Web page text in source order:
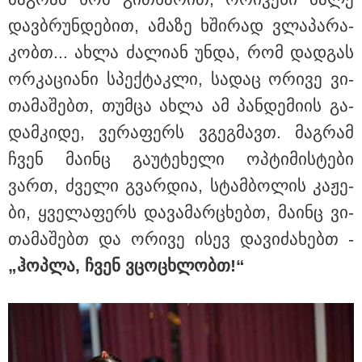
სამართალი
დავ­ბრუნ­დე­ბით, ამა­ზე ხში­რად ვლა­პა­რა­
კობთ... ახლა ძა­ლი­ან უნდა, რომ დად­გას
ორ­კა­ცი­ა­ნი სპექ­ტაკ­ლი, სა­დაც ორი­ვე ვი­
თა­მა­შებთ, თუმ­ცა ახლა ამ პან­დე­მი­ის გა­
დამ­კი­დე, ვე­რა­ფერს ვგეგ­მავთ. მაგ­რამ
ჩვენ მა­ინც გა­უ­ტე­ხე­ლი ოპ­ტი­მის­ტე­ბი
ვართ, ძვე­ლი გვარ­დია, სტამ­ბო­ლის კა­ჟე­
ბი, ყვე­ლა­ფერს და­ვა­მარ­ცხებთ, მა­ინც ვი­
თა­მა­შებთ და ორი­ვე ისევ და­ვი­ძა­ხებთ -
„ჰოპ­ლა, ჩვენ ვცო­ცხლობთ!“